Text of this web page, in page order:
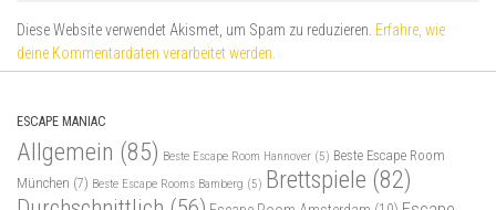
Diese Website verwendet Akismet, um Spam zu reduzieren. Erfahre, wie
deine Kommentardaten verarbeitet werden.
ESCAPE MANIAC
Allgemein (85) Beste Escape Room Hannover (5) Beste Escape Room
München (7) Beste Escape Rooms Bamberg (5) Brettspiele (82)